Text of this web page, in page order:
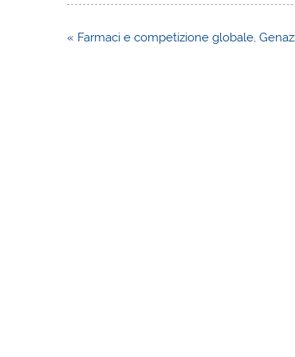
Navigazione
« Farmaci e competizione globale,